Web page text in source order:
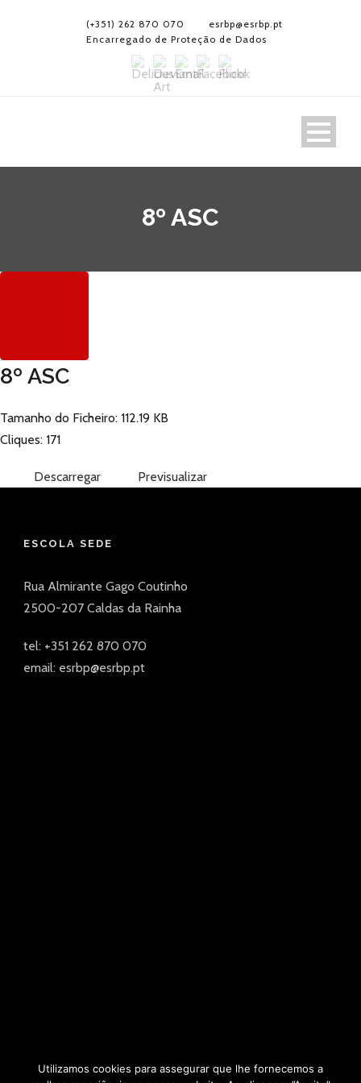
(+351) 262 870 070
esrbp@esrbp.pt
Encarregado de Proteção de Dados
8º ASC
8º ASC
Tamanho do Ficheiro: 112.19 KB
Cliques: 171
Descarregar Previsualizar
ESCOLA SEDE
Rua Almirante Gago Coutinho
2500-207 Caldas da Rainha
tel: +351 262 870 070
email: esrbp@esrbp.pt
Utilizamos cookies para assegurar que lhe fornecemos a